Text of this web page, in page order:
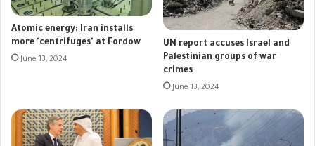
Atomic energy: Iran installs
more 'centrifuges' at Fordow
June 13, 2024
UN report accuses Israel and
Palestinian groups of war
crimes
June 13, 2024